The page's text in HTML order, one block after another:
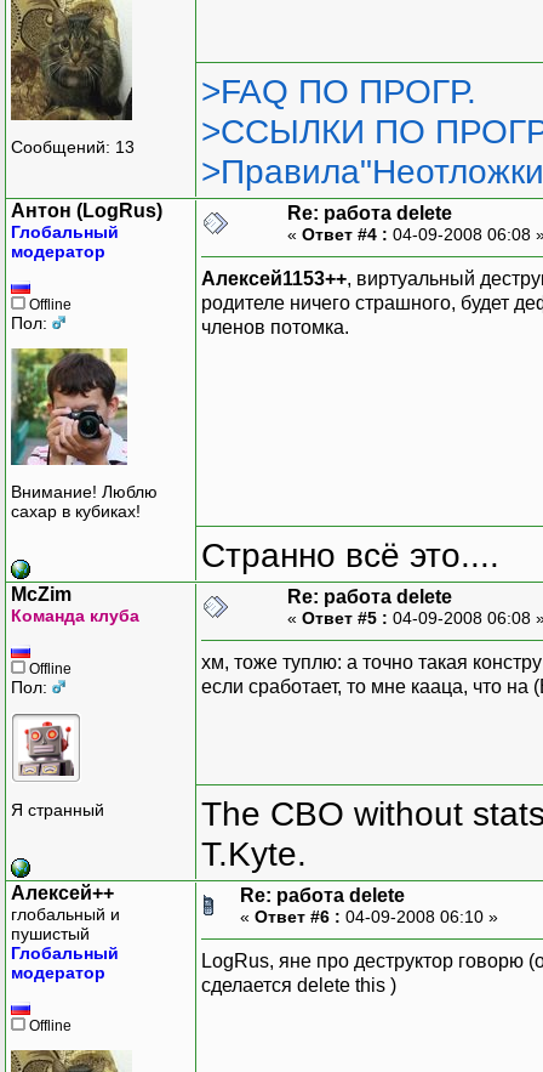
Сообщений: 13
>FAQ ПО ПРОГР.
>ССЫЛКИ ПО
Антон (LogRus)
Глобальный
модератор
Offline
Пол:
Внимание! Люблю
сахар в кубиках!
Re: работа delete
« Ответ #4 : 04-09-2008 06:08
Алексей1153++, виртуальный
родителе ничего страшного, будет
членов потомка.
Странно всё это....
McZim
Команда клуба
Offline
Пол:
Я странный
Re: работа delete
« Ответ #5 : 04-09-2008 06:08
хм, тоже туплю: а точно такая
если сработает, то мне кааца, что на
The CBO without
T.Kyte.
Алексей++
глобальный и
пушистый
Глобальный
модератор
Offline
Re: работа delete
« Ответ #6 : 04-09-2008 06:10 »
LogRus, яне про деструктор говорю
сделается delete this )